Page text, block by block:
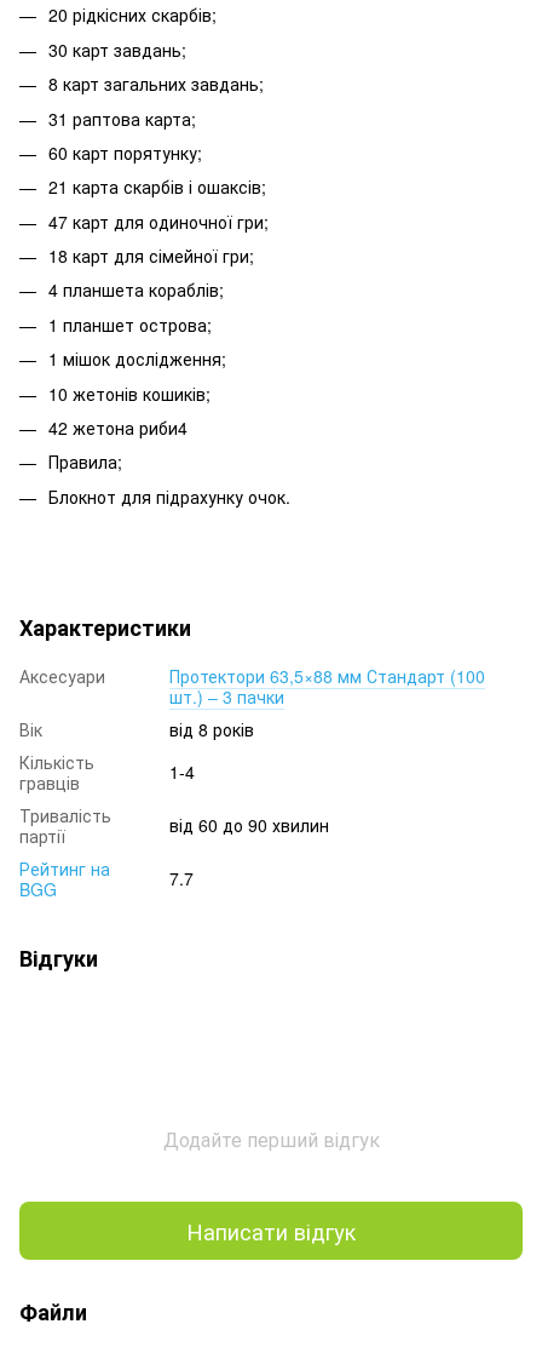
20 рідкісних скарбів;
30 карт завдань;
8 карт загальних завдань;
31 раптова карта;
60 карт порятунку;
21 карта скарбів і ошаксів;
47 карт для одиночної гри;
18 карт для сімейної гри;
4 планшета кораблів;
1 планшет острова;
1 мішок дослідження;
10 жетонів кошиків;
42 жетона риби4
Правила;
Блокнот для підрахунку очок.
Характеристики
Аксесуари
Протектори 63,5×88 мм Стандарт (100
шт.) – 3 пачки
Вік
від 8 років
Кількість
гравців
1-4
Тривалість
партії
від 60 до 90 хвилин
Рейтинг на
BGG
7.7
Відгуки
Додайте перший відгук
Написати відгук
Файли